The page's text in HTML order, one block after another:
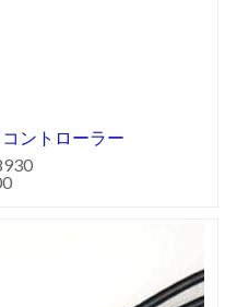
ントローラー